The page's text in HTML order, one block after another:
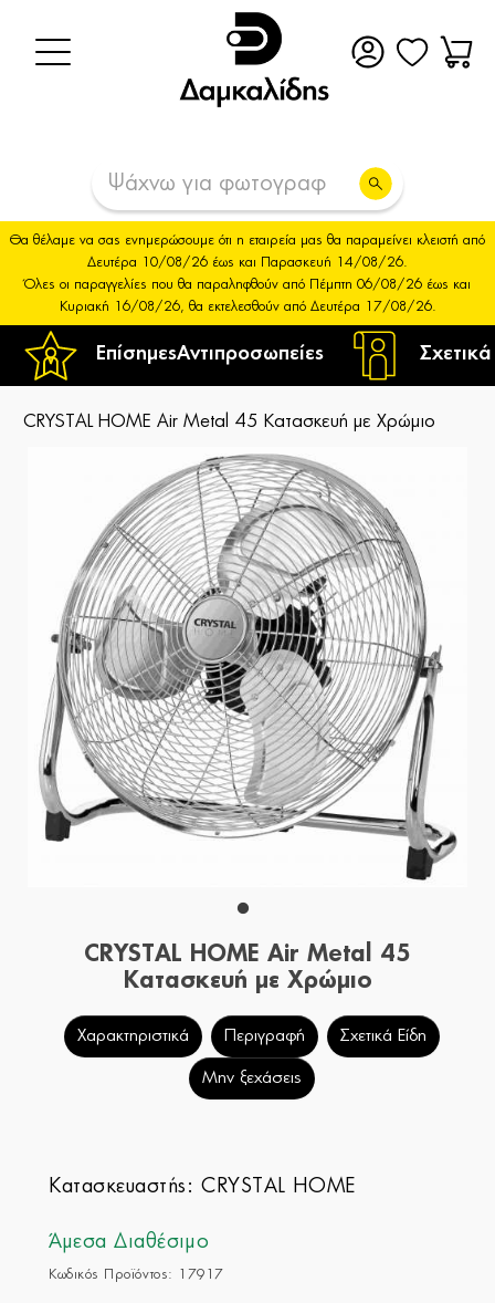
ΕπίσημεςΑντιπροσωπείες
Θα θέλαμε να σας ενημερώσουμε ότι η εταιρεία μας θα παραμείνει κλειστή από
Δευτέρα 10/08/26 έως και Παρασκευή 14/08/26.
Όλες οι παραγγελίες που θα παραληφθούν από Πέμπτη 06/08/26 έως και
Κυριακή 16/08/26, θα εκτελεσθούν από Δευτέρα 17/08/26.
CRYSTAL HOME Air Metal 45 Κατασκευή με Χρώμιο
CRYSTAL HOME Air Metal 45
Κατασκευή με Χρώμιο
Χαρακτηριστικά Περιγραφή Σχετικά Είδη
Μην ξεχάσεις
Κατασκευαστής:CRYSTAL HOME
Άμεσα Διαθέσιμο
Κωδικός Προϊόντος: 17917